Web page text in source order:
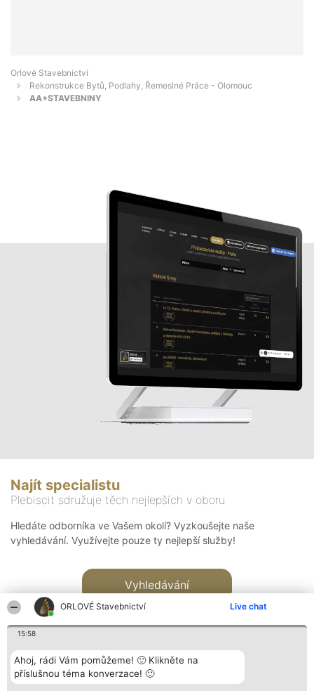
ORLOVÉ Stavebnictví Live chat
15:58
Ahoj, rádi Vám pomůžeme! 🙂 Klikněte na
příslušnou téma konverzace! 🙂
Orlové Stavebnictví
Rekonstrukce Bytů, Podlahy, Řemeslné Práce - Olomouc
AA+STAVEBNINY
Najít specialistu
Plebiscit sdružuje těch nejlepších v oboru
Hledáte odborníka ve Vašem okolí? Vyzkoušejte naše
vyhledávání. Využívejte pouze ty nejlepší služby!
Vyhledávání